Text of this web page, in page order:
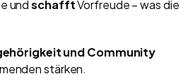
undschafftVorfreude – was die
und Community
stärken.